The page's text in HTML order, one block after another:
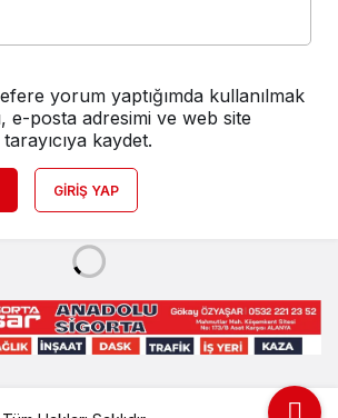
yorum yaptığımda kullanılmak
e-posta adresimi ve web site
kaydet.
GIRIŞ YAP